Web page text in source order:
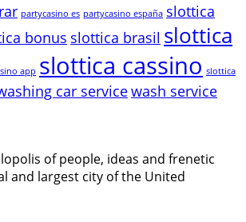
partycasino es partycasino españa slottica
bonus slottica brasil slottica
app slottica cassino slottica
car servicewash service
of people, ideas and frenetic
and largest city of the United